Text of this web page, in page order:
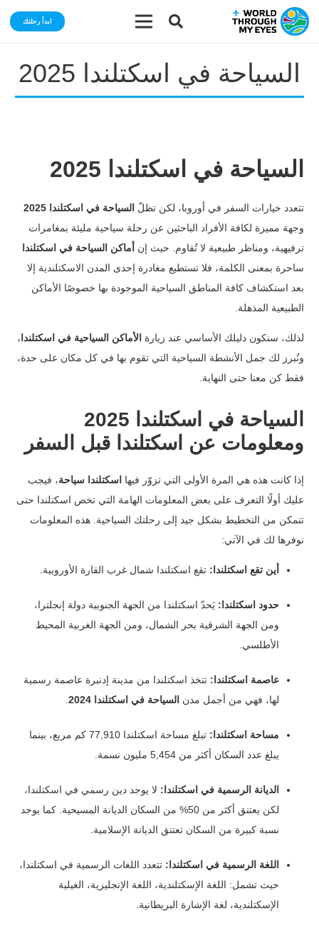
ابدأ رحلتك
السياحة في اسكتلندا 2025
السياحة في اسكتلندا 2025
تتعدد خيارات السفر في أوروبا، لكن تظلّ السياحة في اسكتلندا 2025
وجهة مميزة لكافة الأفراد الباحثين عن رحلة سياحية مليئة بمغامرات
ترفيهية، ومناظر طبيعية لا تُقاوم. حيث إن
أماكن السياحة في اسكتلندا
ساحرة بمعنى الكلمة، فلا تستطيع مغادرة إحدى المدن الاسكتلندية إلا
بعد استكشاف كافة المناطق السياحية الموجودة بها خصوصًا الأماكن
الطبيعية المذهلة.
لذلك، سنكون دليلك الأساسي عند زيارة الأماكن السياحية في اسكتلندا ،
ونُبرز لك جمل الأنشطة السياحية التي تقوم بها في كل مكان على حدة،
فقط كن معنا حتى النهاية.
السياحة في اسكتلندا 2025
ومعلومات عن اسكتلندا قبل السفر
إذا كانت هذه هي المرة الأولى التي تزوّر فيها اسكتلندا سياحة، فيجب
عليك أولًا التعرف على بعض المعلومات الهامة التي تخص اسكتلندا حتى
تتمكن من التخطيط بشكل جيد إلى رحلتك السياحية. هذه المعلومات
نوفرها لك في الآتي:
أين تقع اسكتلندا: تقع اسكتلندا شمال غرب القارة الأوروبية.
حدود اسكتلندا:يَحدّ اسكتلندا من الجهة الجنوبية دولة إنجلترا،
ومن الجهة الشرقية بحر الشمال، ومن الجهة الغربية المحيط
الأطلسي.
عاصمة اسكتلندا: تتخذ اسكتلندا من مدينة إدنبرة عاصمة رسمية
لها، فهي من أجمل مدن السياحة في اسكتلندا 2024
مساحة اسكتلندا:
تبلغ مساحة اسكتلندا 77,910 كم مربع، بينما
يبلغ عدد السكان أكثر من 5,454 مليون نسمة.
الديانة الرسمية في اسكتلندا: لا يوجد دين رسمي في اسكتلندا،
لكن يعتنق أكثر من 50% من السكان الديانة المسيحية. كما يوجد
نسبة كبيرة من السكان تعتنق الديانة الإسلامية.
اللغة الرسمية في اسكتلندا: تتعدد اللغات الرسمية في اسكتلندا،
حيث تشمل: اللغة الإسكتلندية، اللغة الإنجليزية، الغيلية
الإسكتلندية، لغة الإشارة البريطانية.